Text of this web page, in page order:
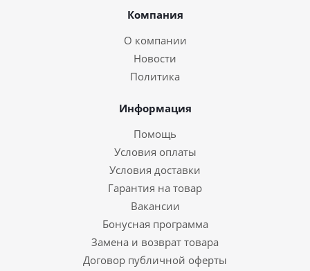
Компания
О компании
Новости
Политика
Информация
Помощь
Условия оплаты
Условия доставки
Гарантия на товар
Вакансии
Бонусная программа
Замена и возврат товара
Договор публичной оферты